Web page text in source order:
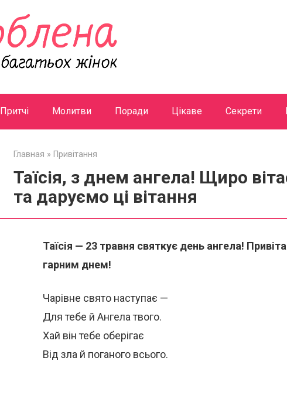
Притчі Молитви Поради Цікаве Секрети
Главная » Привітання
Таїсія, з днем ангела! Щиро
та даруємо ці вітання
Таїсія — 23 травня святкує день ангела!
гарним днем!
Чарівне свято наступає —
Для тебе й Ангела твого.
Хай він тебе оберігає
Від зла й поганого всього.